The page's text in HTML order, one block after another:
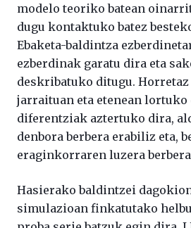
modelo teoriko batean
dugu kontaktuko batez
Ebaketa-baldintza
ezberdinak garatu dira eta
deskribatuko ditugu. Horretaz
jarraituan eta etenean
diferentziak aztertuko dira,
denbora berbera erabiliz eta,
eraginkorraren luzera
Hasierako baldintzei
simulazioan finkatutako